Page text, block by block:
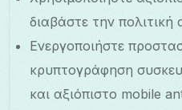
διαβάστε την
Ενεργοποιήστε
κρυπτογράφηση
και αξιόπιστο mobile